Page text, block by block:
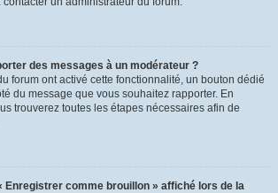
des messages à un modérateur ?
forum ont activé cette fonctionnalité, un bouton dédié
du message que vous souhaitez rapporter. En
trouverez toutes les étapes nécessaires afin de
Enregistrer comme brouillon » affiché lors de la